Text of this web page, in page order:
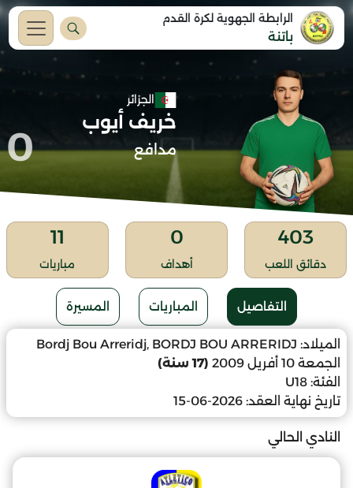
الرابطة الجهوية لكرة القدم
باتنة
الجزائر
خريف أيوب
مدافع 0
403
دقائق اللعب
0
أهداف
11
مباريات
التفاصيل المباريات المسيرة
الميلاد: Bordj Bou Arreridj, BORDJ BOU ARRERIDJ
الجمعة 10 أفريل 2009
(17 سنة)
الفئة: U18
تاريخ نهاية العقد: 2026-06-15
النادي الحالي